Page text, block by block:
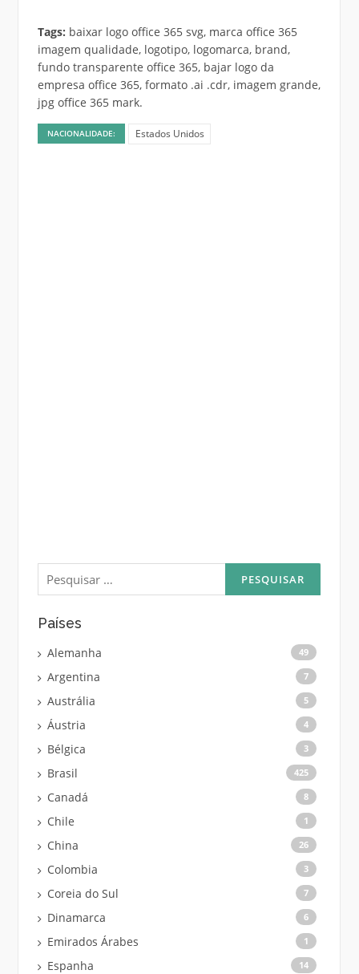
Tags: baixar logo office 365 svg, marca office 365
imagem qualidade, logotipo, logomarca, brand,
fundo transparente office 365, bajar logo da
empresa office 365, formato .ai .cdr, imagem grande,
jpg office 365 mark.
NACIONALIDADE: Estados Unidos
Pesquisar
por:
Países
Alemanha 49
Argentina 7
Austrália 5
Áustria 4
Bélgica 3
Brasil 425
Canadá 8
Chile 1
China 26
Colombia 3
Coreia do Sul 7
Dinamarca 6
Emirados Árabes 1
Espanha 14